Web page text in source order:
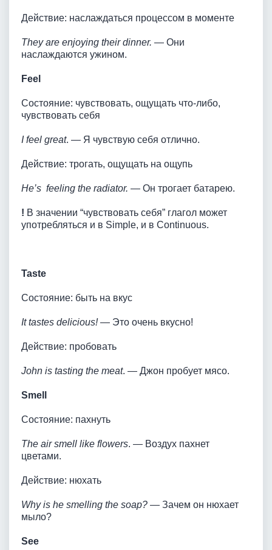
Действие: наслаждаться процессом в моменте
They are enjoying their dinner. — Они
наслаждаются ужином.
Feel
Состояние: чувствовать, ощущать что-либо,
чувствовать себя
I feel great. — Я чувствую себя отлично.
Действие: трогать, ощущать на ощупь
He’s feeling the radiator. — Он трогает батарею.
! В значении “чувствовать себя” глагол может
употребляться и в Simple, и в Continuous.
Taste
Состояние: быть на вкус
It tastes delicious!— Это очень вкусно!
Действие: пробовать
John is tasting the meat. — Джон пробует мясо.
Smell
Состояние: пахнуть
The air smell like flowers. — Воздух пахнет
цветами.
Действие: нюхать
Why is he smelling the soap? — Зачем он нюхает
мыло?
See